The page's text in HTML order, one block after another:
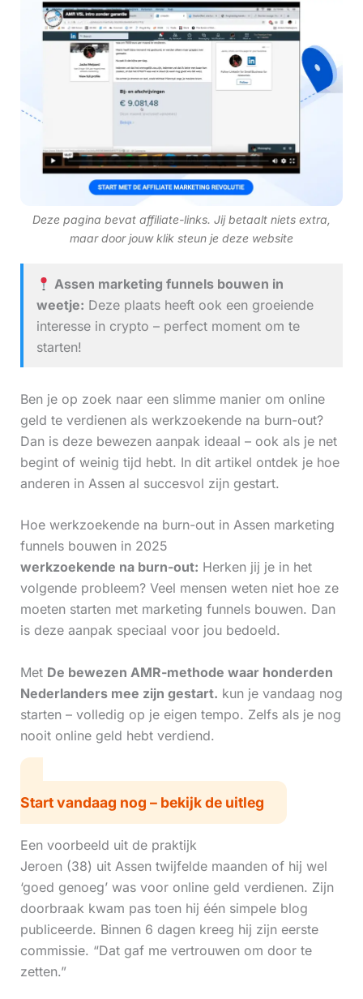
Deze pagina bevat affiliate-links. Jij betaalt niets extra,
maar door jouw klik steun je deze website
Assen marketing funnels bouwen in
weetje: Deze plaats heeft ook een groeiende
interesse in crypto – perfect moment om te
starten!
Ben je op zoek naar een slimme manier om online
geld te verdienen als werkzoekende na burn-out?
Dan is deze bewezen aanpak ideaal – ook als je net
begint of weinig tijd hebt. In dit artikel ontdek je hoe
anderen in Assen al succesvol zijn gestart.
Hoe werkzoekende na burn-out in Assen marketing
funnels bouwen in 2025
werkzoekende na burn-out: Herken jij je in het
volgende probleem? Veel mensen weten niet hoe ze
moeten starten met marketing funnels bouwen. Dan
is deze aanpak speciaal voor jou bedoeld.
Met De bewezen AMR-methode waar honderden
Nederlanders mee zijn gestart. kun je vandaag nog
starten – volledig op je eigen tempo. Zelfs als je nog
nooit online geld hebt verdiend.
Start vandaag nog – bekijk de uitleg
Een voorbeeld uit de praktijk
Jeroen (38) uit Assen twijfelde maanden of hij wel
‘goed genoeg’ was voor online geld verdienen. Zijn
doorbraak kwam pas toen hij één simpele blog
publiceerde. Binnen 6 dagen kreeg hij zijn eerste
commissie. “Dat gaf me vertrouwen om door te
zetten.”